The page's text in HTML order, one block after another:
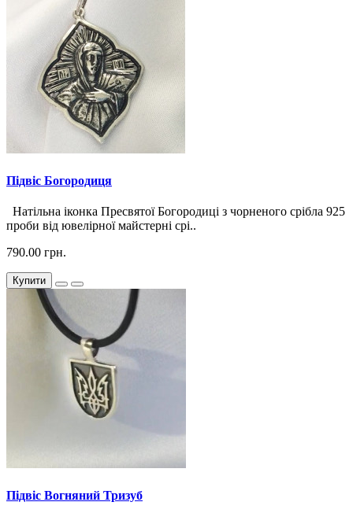
Підвіс Богородиця
Натільна іконка Пресвятої Богородиці з чорненого срібла 925
проби від ювелірної майстерні срі..
790.00 грн.
Купити
Підвіс Вогняний Тризуб